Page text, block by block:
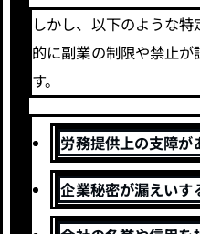
しかし、以下のような
的に副業の制限や禁止
す。
労務提供上の支障が
企業秘密が漏えいす